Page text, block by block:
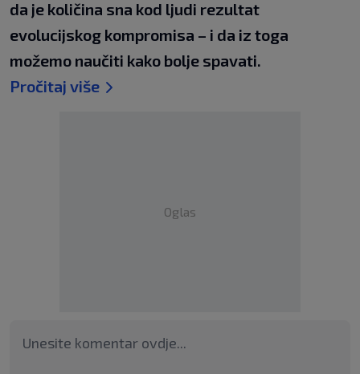
da je količina sna kod ljudi rezultat
evolucijskog kompromisa – i da iz toga
možemo naučiti kako bolje spavati.
Pročitaj više
Oglas